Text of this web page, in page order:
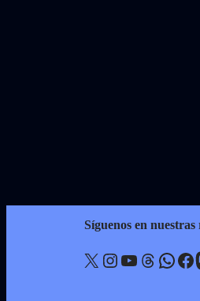
Síguenos en nuestras
X Instagram YouTube Threads WhatsApp Facebook